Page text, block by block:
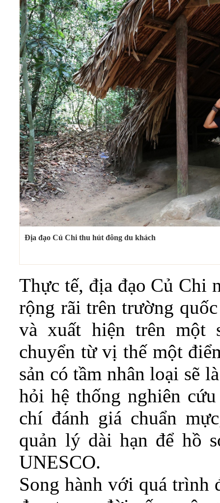
Địa đạo Củ Chi thu hút đông du khách
Thực tế, địa đạo Củ Chi
rộng rãi trên trường
và xuất hiện trên một
chuyển từ vị thế một
sản có tầm nhân loại sẽ
hỏi hệ thống nghiên
chí đánh giá chuẩn
quản lý dài hạn để hồ
UNESCO.
Song hành với quá trình